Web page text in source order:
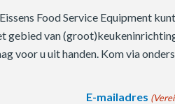
Food Service Equipment
gebied van
voor u uit handen. Kom via
E-mailadres